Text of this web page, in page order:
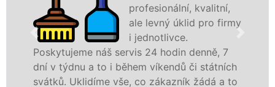
profesionální, kvalitní,
ale levný úklid pro firmy
i jednotlivce.
servis 24 hodin denně, 7
i během víkendů či státních
vše, co zákazník žádá a to
nabízíme pro
státní podniky,
kraji Vysočina